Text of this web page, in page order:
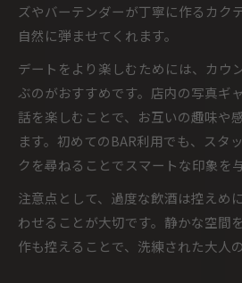
ズやバーテンダーが丁寧に作るカク
自然に弾ませてくれます。
デートをより楽しむためには、カウ
ぶのがおすすめです。店内の写真ギ
話を楽しむことで、お互いの趣味や
ます。初めてのBAR利用でも、スタ
クを尋ねることでスマートな印象を
注意点として、過度な飲酒は控えめ
わせることが大切です。静かな空間
作も控えることで、洗練された大人